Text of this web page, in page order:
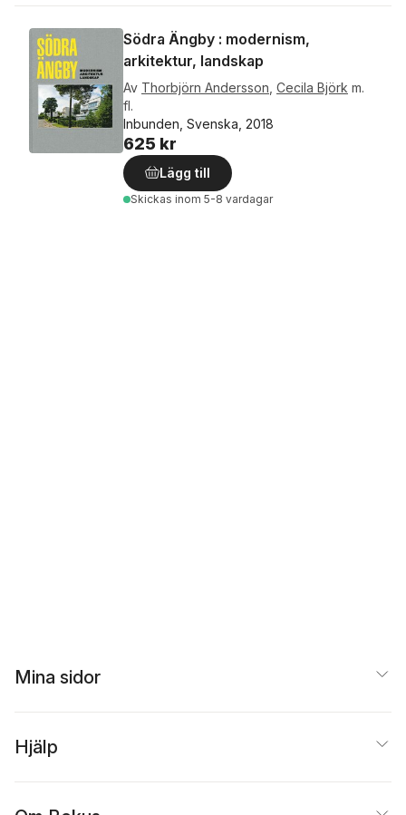
Södra Ängby : modernism,
arkitektur, landskap
Av Thorbjörn Andersson Cecila Björk m.
fl.
Inbunden, Svenska, 2018
625 kr
Lägg till
Skickas inom 5-8 vardagar
Mina sidor
Hjälp